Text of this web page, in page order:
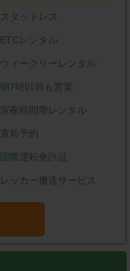
スタッドレス
ETCレンタル
ウィークリーレンタル
朝7時以前も営業
深夜時間帯レンタル
直前予約
国際運転免許証
レッカー搬送サービス